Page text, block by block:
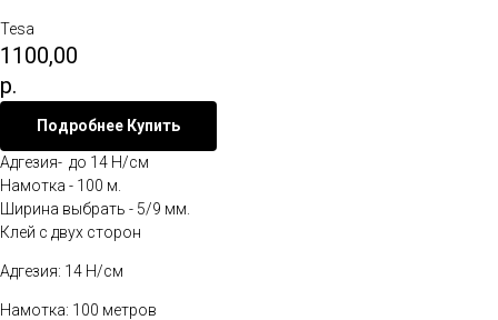
Tesa
1100,00
р.
Подробнее Купить
Адгезия- до 14 H/см
Намотка - 100 м.
Ширина выбрать - 5/9 мм.
Клей с двух сторон
Адгезия: 14 H/см
Намотка: 100 метров